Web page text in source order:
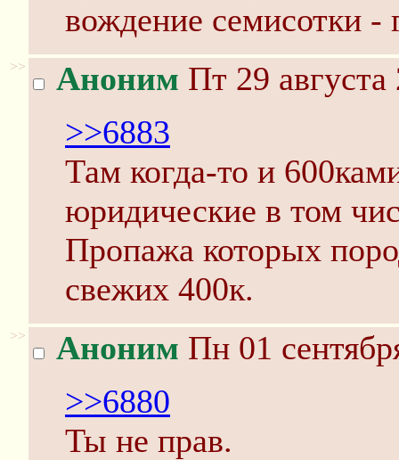
вождение семисотки -
>> Аноним Пт 29
>>6883
Там когда-то и
юридические в том
Пропажа которых
свежих 400к.
>> Аноним Пн 01
>>6880
Ты не прав.